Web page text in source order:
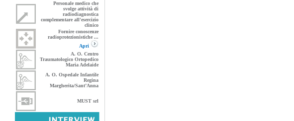
Personale medico che
svolge attività di
radiodiagnostica
complementare all'esercizio
clinico
Fornire conoscenze
radioprotezionistiche ...
Apri
A. O. Centro
Traumatologico Ortopedico
Maria Adelaide
A. O. Ospedale Infantile
Regina
Margherita/Sant’Anna
MUST srl